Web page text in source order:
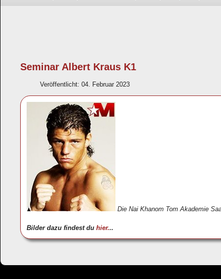
Seminar Albert Kraus K1
Veröffentlicht: 04. Februar 2023
Die Nai Khanom Tom Akademie
Bilder dazu findest du hier...